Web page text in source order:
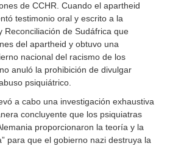
de CCHR. Cuando el apartheid
testimonio oral y escrito a la
Reconciliación de Sudáfrica que
del apartheid y obtuvo una
nacional del racismo de los
anuló la prohibición de divulgar
psiquiátrico.
a cabo una investigación exhaustiva
concluyente que los psiquiatras
proporcionaron la teoría y la
para que el gobierno nazi destruya la